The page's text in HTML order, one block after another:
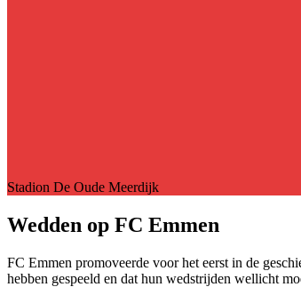
Stadion De Oude Meerdijk
Wedden op FC Emmen
FC Emmen promoveerde voor het eerst in de
hebben gespeeld en dat hun wedstrijden wellicht